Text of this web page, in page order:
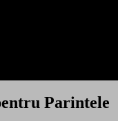
Parintele